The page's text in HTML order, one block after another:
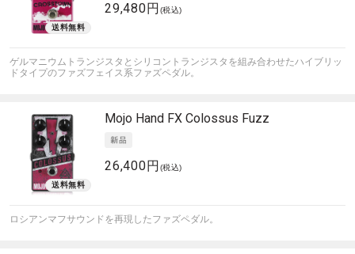
29,480円 (税込)
ゲルマニウムトランジスタとシリコントランジスタを組み合わせたハイブリッ
ドタイプのファズフェイス系ファズペダル。
Mojo Hand FX Colossus Fuzz
26,400円 (税込)
ロシアンマフサウンドを再現したファズペダル。